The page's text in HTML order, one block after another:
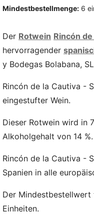
Mindestbestellmenge: 6
Der Rotwein Rincón
hervorragender
y Bodegas Bolabana,
Rincón de la Cautiva -
eingestufter Wein.
Dieser Rotwein wird in
Alkoholgehalt von 14 %.
Rincón de la Cautiva -
Spanien in alle
Der
Einheiten.